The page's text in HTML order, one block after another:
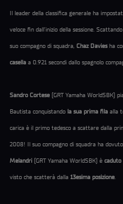
Il leader della classifica generale ha
veloce fin dall’inizio della sessione.
suo compagno di squadra, Chaz Daviesha
casella a 0.921 secondi dallo spagnolo
Sandro Cortese (GRT Yamaha WorldSBK)
Bautista conquistando la sua prima fila alla
carica è il primo tedesco a scattare dalla
2008! Il suo compagno di squadra ha
Melandri (GRT Yamaha WorldSBK) è caduto
visto che scatterà dalla 13esima posizione.